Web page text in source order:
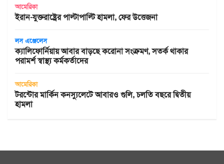
আমেরিকা
ইরান-যুক্তরাষ্ট্রের পাল্টাপাল্টি হামলা, ফের উত্তেজনা
লস এঞ্জেলেস
ক্যালিফোর্নিয়ায় আবার বাড়ছে করোনা সংক্রমণ, সতর্ক থাকার
পরামর্শ স্বাস্থ্য কর্মকর্তাদের
আমেরিকা
টরন্টোর মার্কিন কনস্যুলেটে আবারও গুলি, চলতি বছরে দ্বিতীয়
হামলা